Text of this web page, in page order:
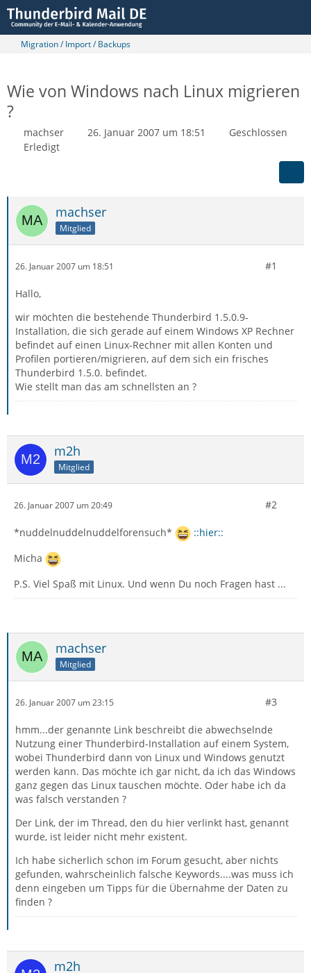
Migration / Import / Backups
Wie von Windows nach Linux migrieren
?
machser 26. Januar 2007 um 18:51
Geschlossen
Erledigt
machser
Mitglied
26. Januar 2007 um 18:51 #1
Hallo,
wir möchten die bestehende Thunderbird 1.5.0.9-
Installation, die sich gerade auf einem Windows XP Rechner
befindet auf einen Linux-Rechner mit allen Konten und
Profilen portieren/migrieren, auf dem sich ein frisches
Thunderbird 1.5.0. befindet.
Wie stellt man das am schnellsten an ?
m2h
Mitglied
26. Januar 2007 um 20:49 #2
*nuddelnuddelnuddelforensuch*
::hier::
Micha
P.S. Viel Spaß mit Linux. Und wenn Du noch Fragen hast ...
machser
Mitglied
26. Januar 2007 um 23:15 #3
hmm...der genannte Link beschreibt die abwechselnde
Nutzung einer Thunderbird-Installation auf einem System,
wobei Thunderbird dann von Linux und Windows genutzt
werden kann. Das möchte ich gar nicht, da ich das Windows
ganz gegen das Linux tauschen möchte. Oder habe ich da
was falsch verstanden ?
Der Link, der im Thread, den du hier verlinkt hast, genannt
wurde, ist leider nicht mehr existent.
Ich habe sicherlich schon im Forum gesucht, aber nichts
gefunden, wahrscheinlich falsche Keywords....was muss ich
denn eingeben um Tipps für die Übernahme der Daten zu
finden ?
m2h